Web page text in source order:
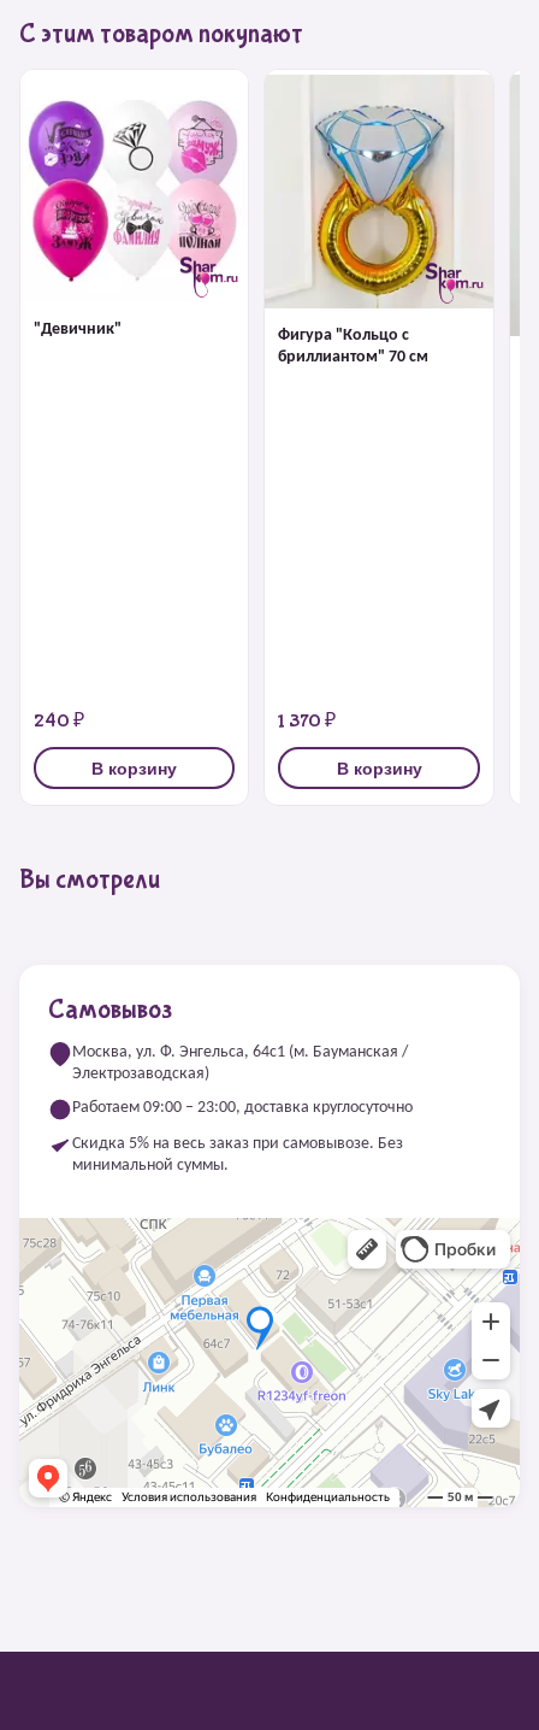
С этим товаром покупают
"Девичник"
240 ₽
В корзину
Фигура "Кольцо с
бриллиантом" 70 см
1 370 ₽
В корзину
Вы смотрели
Самовывоз
Москва, ул. Ф. Энгельса, 64с1 (м. Бауманская /
Электрозаводская)
Работаем 09:00 – 23:00, доставка круглосуточно
Скидка 5% на весь заказ при самовывозе. Без
минимальной суммы.